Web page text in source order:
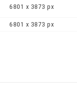
6801 x 3873 px
6801 x 3873 px